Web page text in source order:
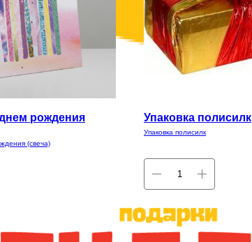
рождения
(свеча)
Упаковка полисилк
Упаковка полисилк